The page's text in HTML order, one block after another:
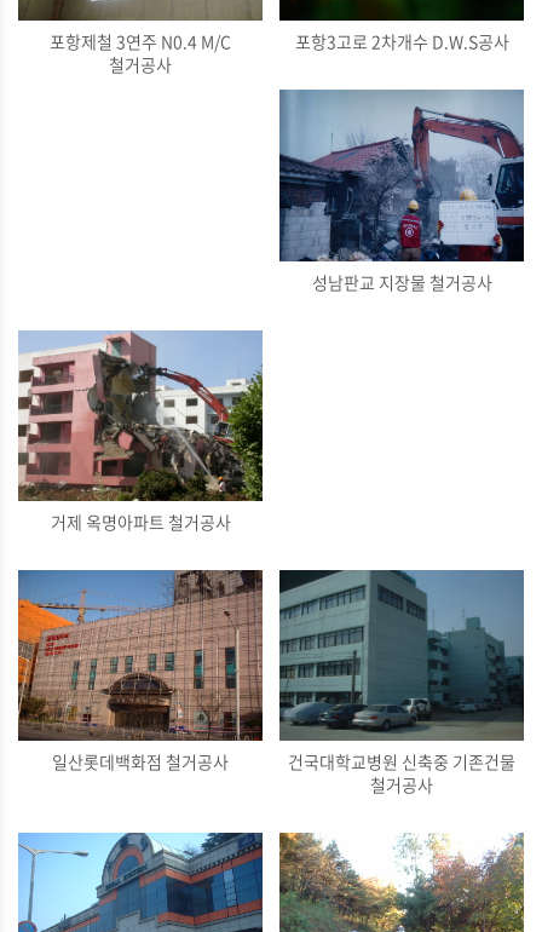
포항제철 3연주 N0.4 M/C
철거공사
포항3고로 2차개수 D.W.S공사
성남판교 지장물 철거공사
거제 옥명아파트 철거공사
일산롯데백화점 철거공사
건국대학교병원 신축중 기존건물
철거공사